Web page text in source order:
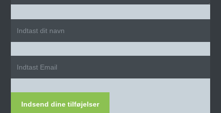
Indsend dine tilføjelser